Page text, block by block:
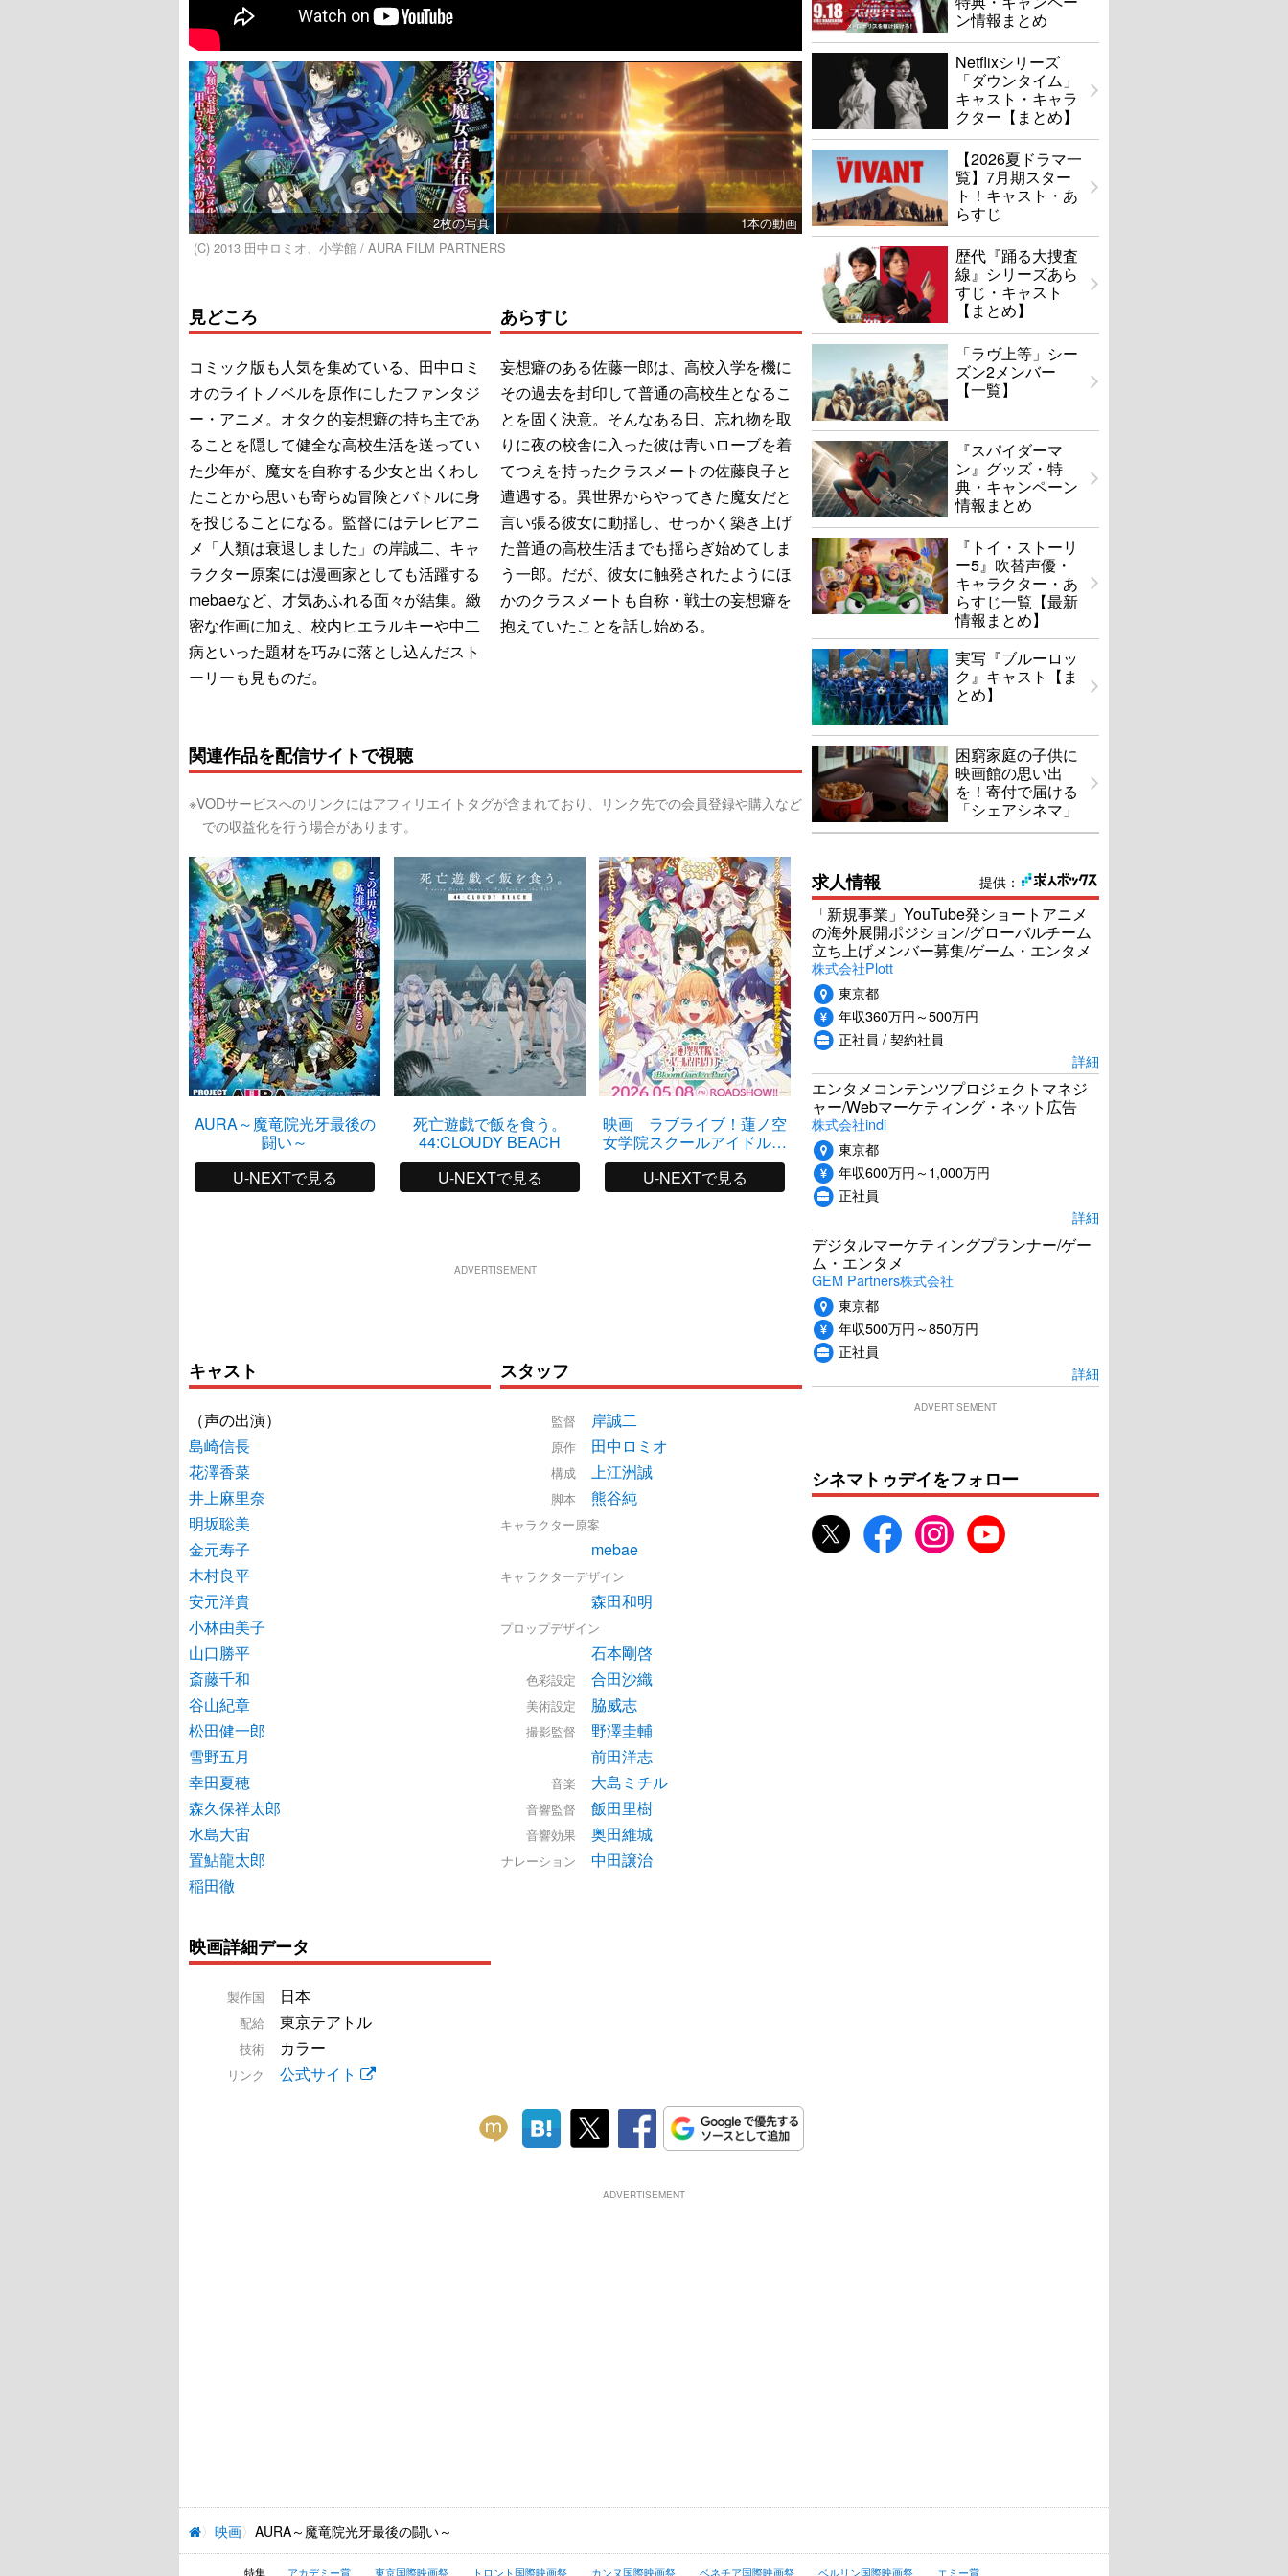
2枚の写真
1本の動画
(C) 2013 田中ロミオ、小学館 / AURA FILM PARTNERS
見どころ
コミック版も人気を集めている、田中ロミ
オのライトノベルを原作にしたファンタジ
ー・アニメ。オタク的妄想癖の持ち主であ
ることを隠して健全な高校生活を送ってい
た少年が、魔女を自称する少女と出くわし
たことから思いも寄らぬ冒険とバトルに身
を投じることになる。監督にはテレビアニ
メ「人類は衰退しました」の岸誠二、キャ
ラクター原案には漫画家としても活躍する
mebaeなど、才気あふれる面々が結集。緻
密な作画に加え、校内ヒエラルキーや中二
病といった題材を巧みに落とし込んだスト
ーリーも見ものだ。
あらすじ
妄想癖のある佐藤一郎は、高校入学を機に
その過去を封印して普通の高校生となるこ
とを固く決意。そんなある日、忘れ物を取
りに夜の校舎に入った彼は青いローブを着
てつえを持ったクラスメートの佐藤良子と
遭遇する。異世界からやってきた魔女だと
言い張る彼女に動揺し、せっかく築き上げ
た普通の高校生活までも揺らぎ始めてしま
う一郎。だが、彼女に触発されたようにほ
かのクラスメートも自称・戦士の妄想癖を
抱えていたことを話し始める。
関連作品を配信サイトで視聴
※VODサービスへのリンクにはアフィリエイトタグが含まれており、リンク先での会員登録や購入など
での収益化を行う場合があります。
AURA～魔竜院光牙最後の
闘い～
U-NEXTで見る
死亡遊戯で飯を食う。
44:CLOUDY BEACH
U-NEXTで見る
映画 ラブライブ！蓮ノ空
女学院スクールアイドルク
ラブ Bloom Garden Party
U-NEXTで見る
ARCO／アルコ
U-NEXTで見る
ADVERTISEMENT
キャスト
（声の出演）
島崎信長
花澤香菜
井上麻里奈
明坂聡美
金元寿子
木村良平
安元洋貴
小林由美子
山口勝平
斎藤千和
谷山紀章
松田健一郎
雪野五月
幸田夏穂
森久保祥太郎
水島大宙
置鮎龍太郎
稲田徹
スタッフ
監督 岸誠二
原作 田中ロミオ
構成 上江洲誠
脚本 熊谷純
キャラクター原案
mebae
キャラクターデザイン
森田和明
プロップデザイン
石本剛啓
色彩設定 合田沙織
美術設定 脇威志
撮影監督
野澤圭輔
前田洋志
音楽 大島ミチル
音響監督 飯田里樹
音響効果 奥田維城
ナレーション 中田譲治
映画詳細データ
製作国 日本
配給 東京テアトル
技術 カラー
リンク 公式サイト
ン情報まとめ
Netflixシリーズ
「ダウンタイム」
キャスト・キャラ
クター【まとめ】
【2026夏ドラマ一
覧】7月期スター
ト！キャスト・あ
らすじ
歴代『踊る大捜査
線』シリーズあら
すじ・キャスト
【まとめ】
「ラヴ上等」シー
ズン2メンバー
【一覧】
『スパイダーマ
ン』グッズ・特
典・キャンペーン
情報まとめ
『トイ・ストーリ
ー5』吹替声優・
キャラクター・あ
らすじ一覧【最新
情報まとめ】
実写『ブルーロッ
ク』キャスト【ま
とめ】
困窮家庭の子供に
映画館の思い出
を！寄付で届ける
「シェアシネマ」
提供：
求人情報
「新規事業」YouTube発ショートアニメ
の海外展開ポジション/グローバルチーム
立ち上げメンバー募集/ゲーム・エンタメ
株式会社Plott
東京都
年収360万円～500万円
正社員 / 契約社員
詳細
エンタメコンテンツプロジェクトマネジ
ャー/Webマーケティング・ネット広告
株式会社indi
東京都
年収600万円～1,000万円
正社員
詳細
デジタルマーケティングプランナー/ゲー
ム・エンタメ
GEM Partners株式会社
東京都
年収500万円～850万円
正社員
詳細
ADVERTISEMENT
シネマトゥデイをフォロー
ADVERTISEMENT
映画 AURA～魔竜院光牙最後の闘い～
特集 アカデミー賞 東京国際映画祭 トロント国際映画祭 カンヌ国際映画祭 ベネチア国際映画祭 ベルリン国際映画祭 エミー賞